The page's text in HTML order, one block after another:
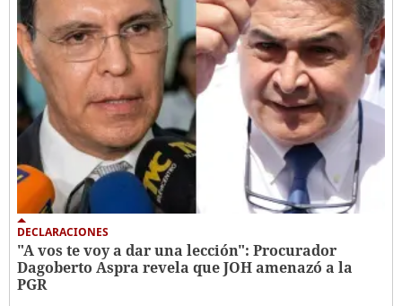
DECLARACIONES
"A vos te voy a dar una lección": Procurador
Dagoberto Aspra revela que JOH amenazó a la
PGR